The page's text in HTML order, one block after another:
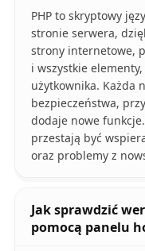
PHP to skryptowy
stronie serwera,
strony internetowe,
i wszystkie
użytkownika. Każda
bezpieczeństwa,
dodaje nowe
przestają być
oraz problemy z
Jak sprawdzić
pomocą panelu